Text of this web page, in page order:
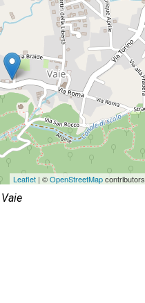
Leaflet| ©OpenStreetMapcontributors
Vaie